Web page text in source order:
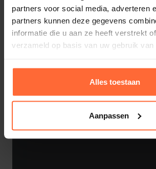
partners voor social media, adverteren
partners kunnen deze gegevens
informatie die u aan ze heeft verstrekt
verzameld op basis van uw gebruik van
Alles toestaan
Aanpassen
Elbe gewapende zwembadfolie
200cm
944,95